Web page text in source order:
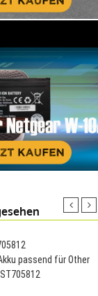
passend für Other